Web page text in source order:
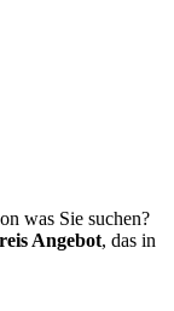
was Sie suchen?
Angebot, das in